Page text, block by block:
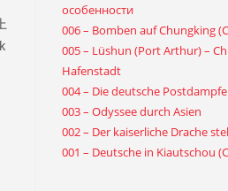
особенности
006 – Bomben auf Chungking
005 – Lüshun (Port Arthur) –
Hafenstadt
004 – Die deutsche
003 – Odyssee durch Asien
002 – Der kaiserliche Drache
001 – Deutsche in Kiautschou